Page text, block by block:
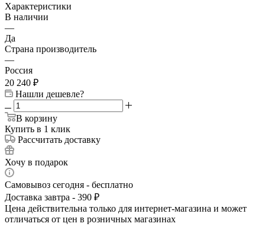
Характеристики
В наличии
—
Да
Страна производитель
—
Россия
20 240 ₽
Нашли дешевле?
В корзину
Купить в 1 клик
Рассчитать доставку
Хочу в подарок
Самовывоз сегодня - бесплатно
Доставка завтра - 390 ₽
Цена действительна только для интернет-магазина и может
отличаться от цен в розничных магазинах